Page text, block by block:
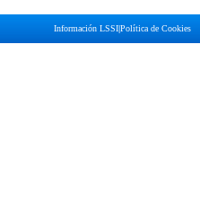
Información LSSI|Política de Cookies